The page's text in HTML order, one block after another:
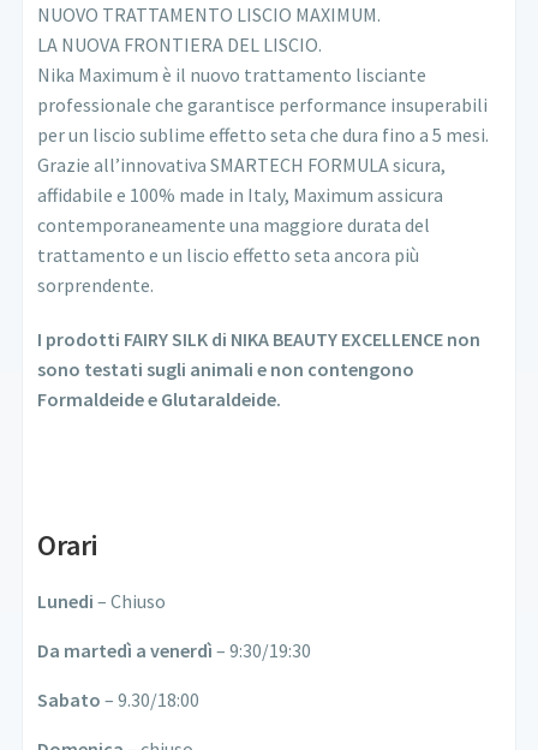
NUOVO TRATTAMENTO LISCIO MAXIMUM.
LA NUOVA FRONTIERA DEL LISCIO.
Nika Maximum è il nuovo trattamento lisciante
professionale che garantisce performance insuperabili
per un liscio sublime effetto seta che dura fino a 5 mesi.
Grazie all’innovativa SMARTECH FORMULA sicura,
affidabile e 100% made in Italy, Maximum assicura
contemporaneamente una maggiore durata del
trattamento e un liscio effetto seta ancora più
sorprendente.
I prodotti FAIRY SILK di NIKA BEAUTY EXCELLENCE non
sono testati sugli animali e non contengono
Formaldeide e Glutaraldeide.
Orari
Lunedi – Chiuso
Da martedì a venerdì – 9:30/19:30
Sabato – 9.30/18:00